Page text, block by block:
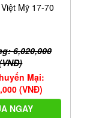
Mỹ 17-70
6,020,000
Mại:
(VNĐ)
NGAY